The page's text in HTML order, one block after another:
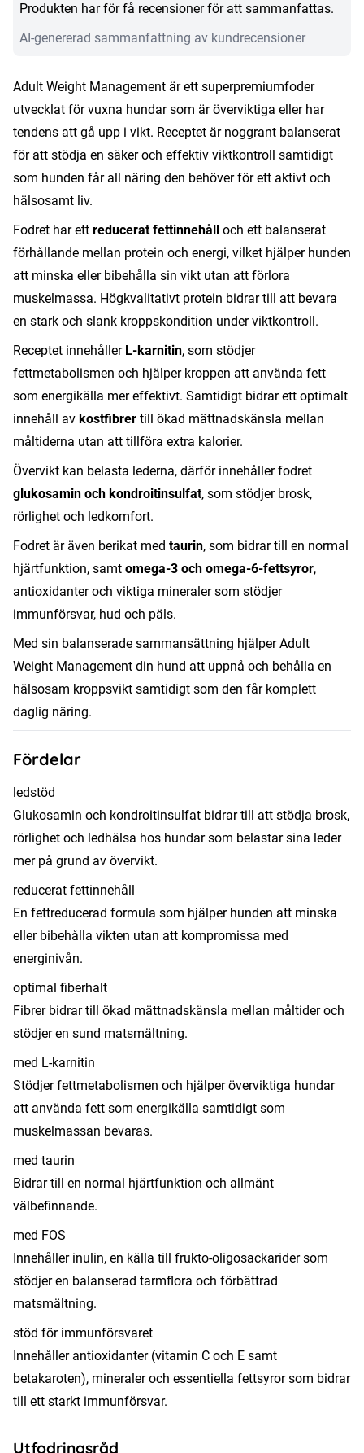
mängd
Produkten har för få recensioner för att sammanfattas.
AI-genererad sammanfattning av kundrecensioner
Adult Weight Management är ett superpremiumfoder
utvecklat för vuxna hundar som är överviktiga eller har
tendens att gå upp i vikt. Receptet är noggrant balanserat
för att stödja en säker och effektiv viktkontroll samtidigt
som hunden får all näring den behöver för ett aktivt och
hälsosamt liv.
Fodret har ett reducerat fettinnehåll och ett balanserat
förhållande mellan protein och energi, vilket hjälper hunden
att minska eller bibehålla sin vikt utan att förlora
muskelmassa. Högkvalitativt protein bidrar till att bevara
en stark och slank kroppskondition under viktkontroll.
Receptet innehåller L-karnitin, som stödjer
fettmetabolismen och hjälper kroppen att använda fett
som energikälla mer effektivt. Samtidigt bidrar ett optimalt
innehåll av kostfibrer till ökad mättnadskänsla mellan
måltiderna utan att tillföra extra kalorier.
Övervikt kan belasta lederna, därför innehåller fodret
glukosamin och kondroitinsulfat, som stödjer brosk,
rörlighet och ledkomfort.
Fodret är även berikat med taurin, som bidrar till en normal
hjärtfunktion, samt omega-3 och omega-6-fettsyror,
antioxidanter och viktiga mineraler som stödjer
immunförsvar, hud och päls.
Med sin balanserade sammansättning hjälper Adult
Weight Management din hund att uppnå och behålla en
hälsosam kroppsvikt samtidigt som den får komplett
daglig näring.
Fördelar
ledstöd
Glukosamin och kondroitinsulfat bidrar till att stödja brosk,
rörlighet och ledhälsa hos hundar som belastar sina leder
mer på grund av övervikt.
reducerat fettinnehåll
En fettreducerad formula som hjälper hunden att minska
eller bibehålla vikten utan att kompromissa med
energinivån.
optimal fiberhalt
Fibrer bidrar till ökad mättnadskänsla mellan måltider och
stödjer en sund matsmältning.
med L-karnitin
Stödjer fettmetabolismen och hjälper överviktiga hundar
att använda fett som energikälla samtidigt som
muskelmassan bevaras.
med taurin
Bidrar till en normal hjärtfunktion och allmänt
välbefinnande.
med FOS
Innehåller inulin, en källa till frukto-oligosackarider som
stödjer en balanserad tarmflora och förbättrad
matsmältning.
stöd för immunförsvaret
Innehåller antioxidanter (vitamin C och E samt
betakaroten), mineraler och essentiella fettsyror som bidrar
till ett starkt immunförsvar.
Utfodringsråd